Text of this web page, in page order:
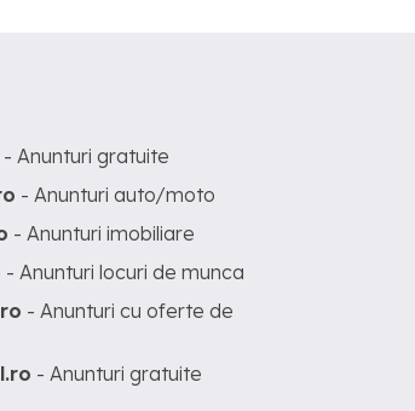
- Anunturi gratuite
- Anunturi auto/moto
- Anunturi imobiliare
- Anunturi locuri de munca
- Anunturi cu oferte de
- Anunturi gratuite